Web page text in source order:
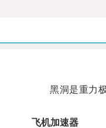
黑洞是重力极
飞机加速器